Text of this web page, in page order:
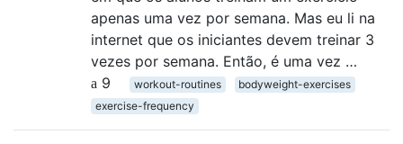
apenas uma vez por semana. Mas eu li na
internet que os iniciantes devem treinar 3
vezes por semana. Então, é uma vez …
9
workout-routines
bodyweight-exercises
exercise-frequency